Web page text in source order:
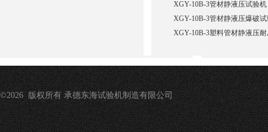
XGY-10B-3管材静液压试验机
XGY-10B-3管材静液压爆破
XGY-10B-3塑料管材静液压
©2026 版权所有 承德东海试验机制造有限公司